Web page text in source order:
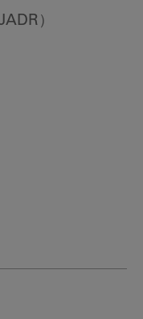
）